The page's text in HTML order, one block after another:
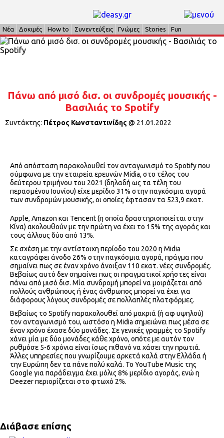
Νέα Δοκιμές How to Συνεντεύξεις Γνώμες Stories Fun
Πάνω από μισό δισ. οι συνδρομές μουσικής -
Βασιλιάς το Spotify
Συντάκτης: Πέτρος Κωνσταντινίδης @ 21.01.2022
Από απόσταση παρακολουθεί τον ανταγωνισμό το Spotify που
σύμφωνα με την εταιρεία ερευνών Midia, στο τέλος του
δεύτερου τριμήνου του 2021 (δηλαδή ως τα τέλη του
περασμένου Ιουνίου) είχε μερίδιο 31% στην παγκόσμια αγορά
των συνδρομών μουσικής, οι οποίες έφτασαν τα 523,9 εκατ.
Apple, Amazon και Tencent (η οποία δραστηριοποιείται στην
Κίνα) ακολουθούν με την πρώτη να έχει το 15% της αγοράς και
τους άλλους δύο από 13%.
Σε σχέση με την αντίστοιχη περίοδο του 2020 η Midia
καταγράφει άνοδο 26% στην παγκόσμια αγορά, πράγμα που
σημαίνει πως σε έναν χρόνο άνοιξαν 110 εκατ. νέες συνδρομές.
Βεβαίως αυτό δεν σημαίνει πως οι πραγματικοί χρήστες είναι
πάνω από μισό δισ. Μία συνδρομή μπορεί να μοιράζεται από
πολλούς ανθρώπους ή ένας άνθρωπος μπορεί να έχει για
διάφορους λόγους συνδρομές σε πολλαπλές πλατφόρμες.
Βεβαίως το Spotify παρακολουθεί από μακριά (ή αφ υψηλού)
τον ανταγωνισμό του, ωστόσο η Midia σημειώνει πως μέσα σε
έναν χρόνο έχασε δύο μονάδες. Σε γενικές γραμμές το Spotify
χάνει μία με δύο μονάδες κάθε χρόνο, οπότε με αυτόν τον
ρυθμόσε 5-6 χρόνια είναι ίσως πιθανό να χάσει την πρωτιά.
Άλλες υπηρεσίες που γνωρίζουμε αρκετά καλά στην Ελλάδα ή
την Ευρώπη δεν τα πάνε πολύ καλά. Το YouTube Music της
Google για παράδειγμα έχει μόλις 8% μερίδιο αγοράς, ενώ η
Deezer περιορίζεται στο φτωχό 2%.
Διάβασε επίσης